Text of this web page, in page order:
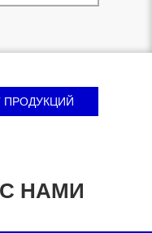
ПРОДУКЦИЙ
НАМИ